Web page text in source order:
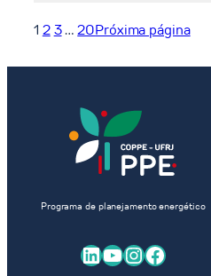
Demanda
Tarifação
no
Sistema
Elétrico
Brasileiro:
Conceituais
Perspectivas
de
1 23…20Próxima página
Programa de planejamento energético
LinkedIn Youtube InstagramFacebook